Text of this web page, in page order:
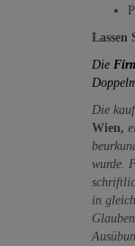
Lassen
Die
Die
Wien,
wurde.
in